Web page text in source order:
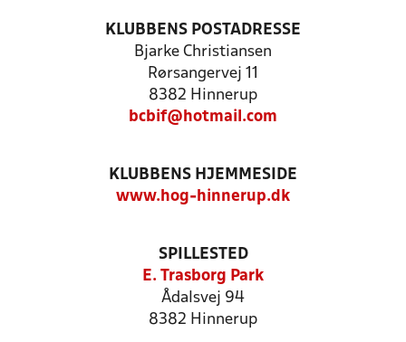
KLUBBENS POSTADRESSE
Bjarke Christiansen
Rørsangervej 11
8382 Hinnerup
bcbif@hotmail.com
KLUBBENS HJEMMESIDE
www.hog-hinnerup.dk
SPILLESTED
E. Trasborg Park
Ådalsvej 94
8382 Hinnerup